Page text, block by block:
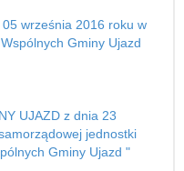
05 września 2016 roku w
Gminy Ujazd
UJAZD z dnia 23
jednostki
Gminy Ujazd "